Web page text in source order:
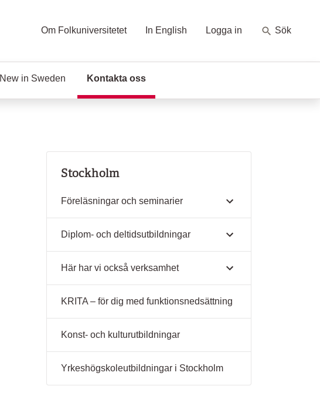
Om Folkuniversitetet In English Logga in Sök
New in Sweden Kontakta oss
Stockholm
Föreläsningar och seminarier
Diplom- och deltidsutbildningar
Här har vi också verksamhet
KRITA – för dig med funktionsnedsättning
Konst- och kulturutbildningar
Yrkeshögskoleutbildningar i Stockholm